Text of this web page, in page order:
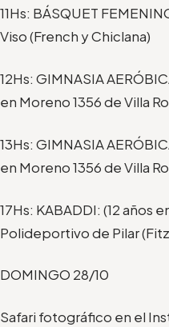
11Hs: BÁSQUET
Viso (French y Chiclana)
12Hs: GIMNASIA
en Moreno 1356 de Villa
13Hs: GIMNASIA
en Moreno 1356 de Villa
17Hs: KABADDI: (12 años
Polideportivo de Pilar
DOMINGO 28/10
Safari fotográfico en el